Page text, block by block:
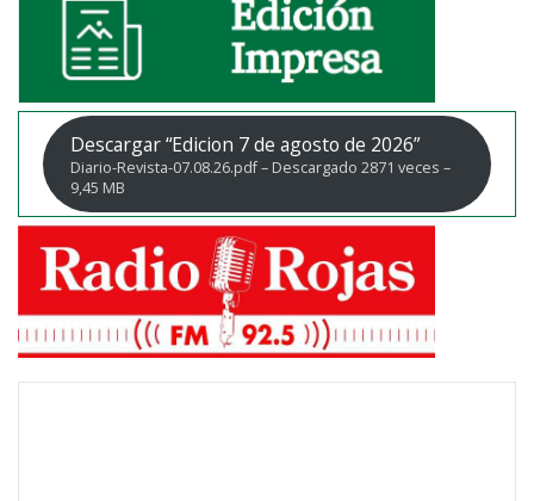
Descargar “Edicion 7 de agosto de 2026”
Diario-Revista-07.08.26.pdf – Descargado 2871 veces –
9,45 MB